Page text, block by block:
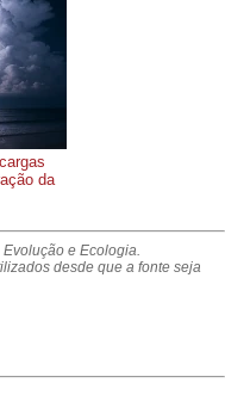
da
e Ecologia.
desde que a fonte seja